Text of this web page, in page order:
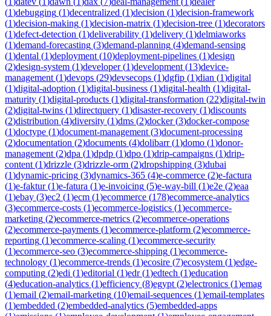
(1)debugging (1)decentralized (1)decision (1)decision-framework
(1)decision-making (1)decision-matrix (1)decision-tree (1)decorators
(1)defect-detection (1)deliverability (1)delivery (1)delmiaworks
(1)demand-forecasting (3)demand-planning (4)demand-sensing
(1)dental (1)deployment (10)deployment-pipelines (1)design
(2)design-system (1)developer(1)development (13)device-
management (1)devops (29)devsecops (1)dgfip (1)dian (1)digital
(1)digital-adoption (1)digital-business (1)digital-health (1)digital-
maturity (1)digital-products (1)digital-transformation (22)digital-twin
(2)digital-twins (1)directquery (1)disaster-recovery (1)discounts
(2)distribution (4)diversity (1)dms (2)docker(3)docker-compose
(1)doctype (1)document-management (3)document-processing
(2)documentation (2)documents (4)dolibarr(1)domo (1)donor-
management (2)dpa (1)dpdp (1)dpo (1)drip-campaigns (1)drip-
content (1)drizzle (3)drizzle-orm (2)dropshipping (3)dubai
(1)dynamic-pricing (3)dynamics-365 (4)e-commerce (2)e-factura
(1)e-faktur(1)e-fatura (1)e-invoicing (5)e-way-bill (1)e2e (2)eaa
(1)ebay (3)ec2 (1)ecm (1)ecommerce (178)ecommerce-analytics
(3)ecommerce-costs (1)ecommerce-logistics (1)ecommerce-
marketing (2)ecommerce-metrics (2)ecommerce-operations
(2)ecommerce-payments (1)ecommerce-platform (2)ecommerce-
reporting (1)ecommerce-scaling (1)ecommerce-security
(1)ecommerce-seo (3)ecommerce-shipping (1)ecommerce-
technology (1)ecommerce-trends (1)ecosire (7)ecosystem (1)edge-
computing (2)edi (1)editorial (1)edr(1)edtech (1)education
(4)education-analytics (1)efficiency (8)egypt (2)electronics (1)emag
(1)email (2)email-marketing (10)email-sequences (1)email-templates
(1)embedded (2)embedded-analytics (5)embedded-apps